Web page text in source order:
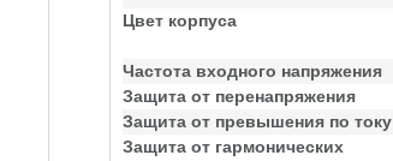
Цвет корпуса
Частота входного напряжения
Защита от перенапряжения
Защита от превышения по току
Защита от гармонических